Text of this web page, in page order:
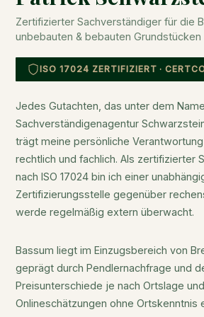
Zertifizierter Sachverständiger für die
unbebauten & bebauten Grundstücken
ISO 17024 ZERTIFIZIERT ·
Jedes Gutachten, das unter dem
Sachverständigenagentur
trägt meine persönliche Verantwortung
rechtlich und fachlich. Als zertifizierter
nach ISO 17024 bin ich einer
Zertifizierungsstelle gegenüber
werde regelmäßig extern überwacht.
Bassum liegt im Einzugsbereich von
geprägt durch Pendlernachfrage und
Preisunterschiede je nach Ortslage
Onlineschätzungen ohne Ortskenntnis